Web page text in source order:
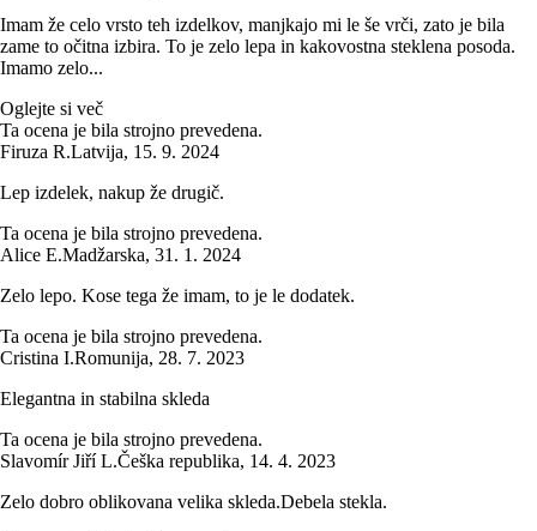
Imam že celo vrsto teh izdelkov, manjkajo mi le še vrči, zato je bila
zame to očitna izbira. To je zelo lepa in kakovostna steklena posoda.
Imamo zelo...
Oglejte si več
Ta ocena je bila strojno prevedena.
Firuza R.Latvija, 15. 9. 2024
Lep izdelek, nakup že drugič.
Ta ocena je bila strojno prevedena.
Alice E.Madžarska, 31. 1. 2024
Zelo lepo. Kose tega že imam, to je le dodatek.
Ta ocena je bila strojno prevedena.
Cristina I.Romunija, 28. 7. 2023
Elegantna in stabilna skleda
Ta ocena je bila strojno prevedena.
Slavomír Jiří L.Češka republika, 14. 4. 2023
Zelo dobro oblikovana velika skleda.Debela stekla.